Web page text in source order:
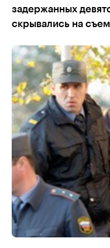
задержанных
скрывались на